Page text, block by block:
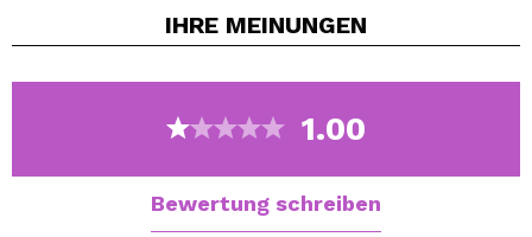
IHRE MEINUNGEN
1.00
Bewertung schreiben